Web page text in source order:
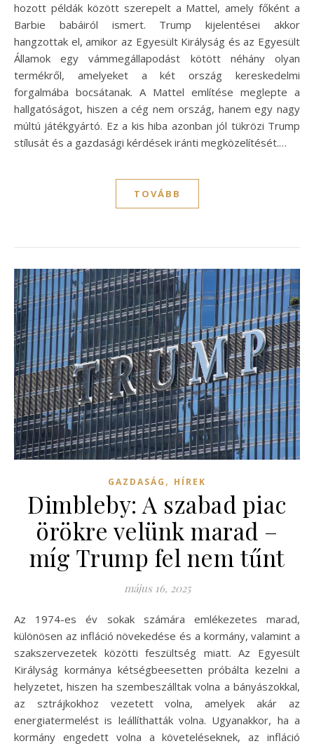
hozott példák között szerepelt a Mattel, amely főként a
Barbie babáiról ismert. Trump kijelentései akkor
hangzottak el, amikor az Egyesült Királyság és az Egyesült
Államok egy vámmegállapodást kötött néhány olyan
termékről, amelyeket a két ország kereskedelmi
forgalmába bocsátanak. A Mattel említése meglepte a
hallgatóságot, hiszen a cég nem ország, hanem egy nagy
múltú játékgyártó. Ez a kis hiba azonban jól tükrözi Trump
stílusát és a gazdasági kérdések iránti megközelítését.…
TOVÁBB
GAZDASÁG , HÍREK
Dimbleby: A szabad piac
örökre velünk marad –
míg Trump fel nem tűnt
május 16, 2025
Az 1974-es év sokak számára emlékezetes marad,
különösen az infláció növekedése és a kormány, valamint a
szakszervezetek közötti feszültség miatt. Az Egyesült
Királyság kormánya kétségbeesetten próbálta kezelni a
helyzetet, hiszen ha szembeszálltak volna a bányászokkal,
az sztrájkokhoz vezetett volna, amelyek akár az
energiatermelést is leállíthatták volna. Ugyanakkor, ha a
kormány engedett volna a követeléseknek, az infláció